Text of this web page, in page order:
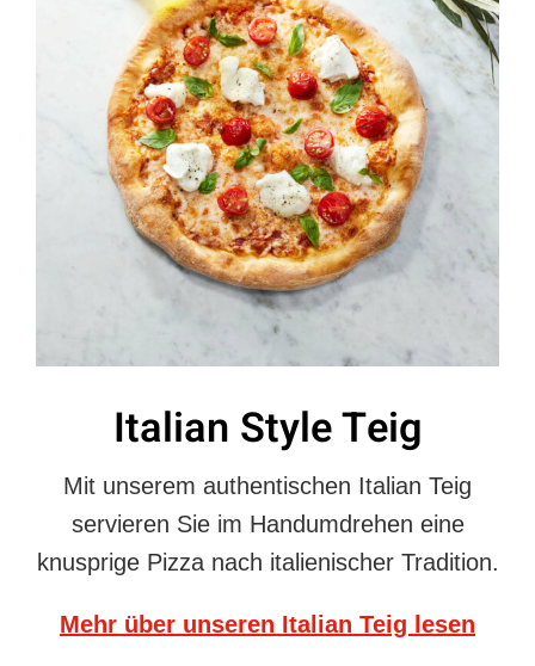
Italian Style Teig
Mit unserem authentischen Italian Teig
servieren Sie im Handumdrehen eine
knusprige Pizza nach italienischer Tradition.
Mehr über unseren Italian Teig lesen